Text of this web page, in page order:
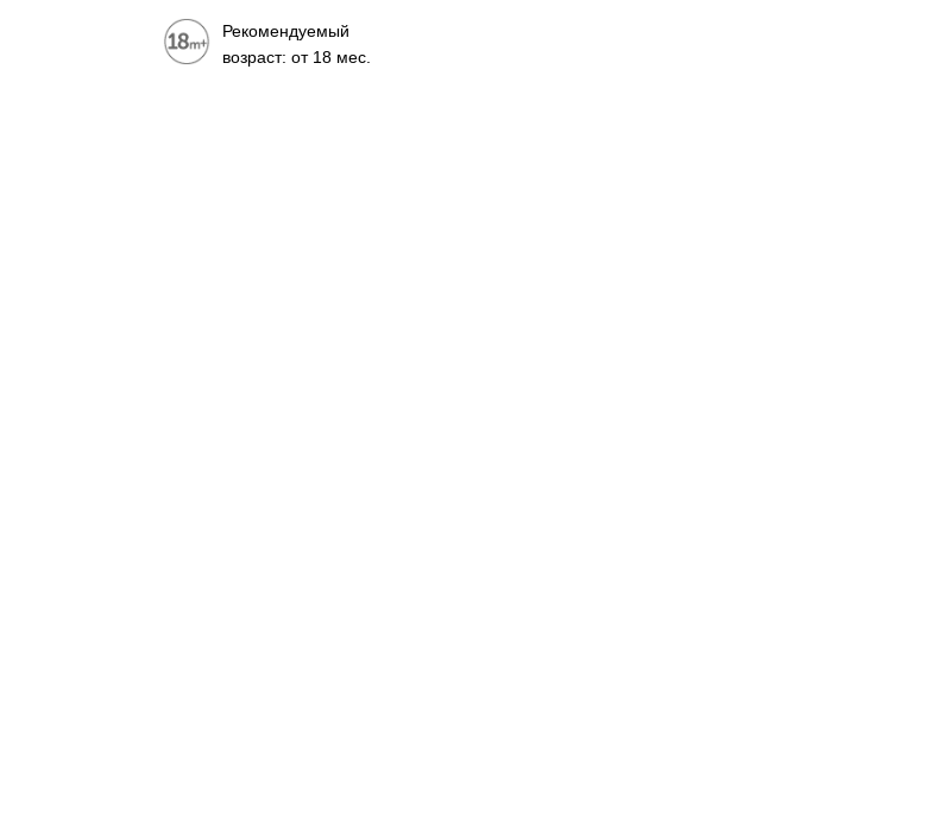
Рекомендуемый
возраст: от 18 мес.